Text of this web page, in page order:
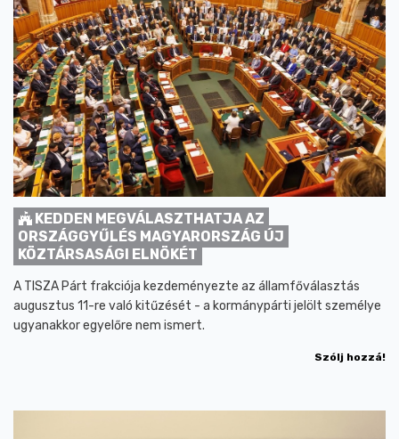
KEDDEN MEGVÁLASZTHATJA AZ
ORSZÁGGYŰLÉS MAGYARORSZÁG ÚJ
KÖZTÁRSASÁGI ELNÖKÉT
A TISZA Párt frakciója kezdeményezte az államfőválasztás
augusztus 11-re való kitűzését - a kormánypárti jelölt személye
ugyanakkor egyelőre nem ismert.
Szólj hozzá!